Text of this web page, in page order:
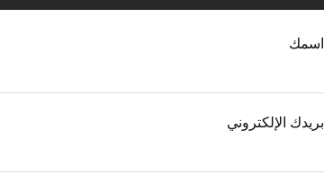
اسمك
بريدك الإلكتروني